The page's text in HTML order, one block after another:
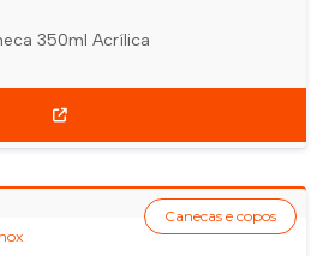
350ml Acrílica
Canecas e copos